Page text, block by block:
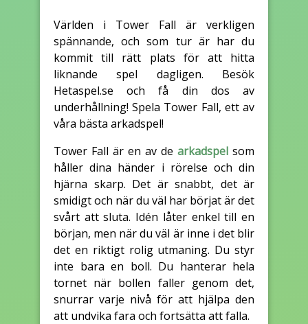
Världen i Tower Fall är verkligen
spännande, och som tur är har du
kommit till rätt plats för att hitta
liknande spel dagligen. Besök
Hetaspel.se och få din dos av
underhållning! Spela Tower Fall, ett av
våra bästa arkadspel!
Tower Fall är en av de arkadspel som
håller dina händer i rörelse och din
hjärna skarp. Det är snabbt, det är
smidigt och när du väl har börjat är det
svårt att sluta. Idén låter enkel till en
början, men när du väl är inne i det blir
det en riktigt rolig utmaning. Du styr
inte bara en boll. Du hanterar hela
tornet när bollen faller genom det,
snurrar varje nivå för att hjälpa den
att undvika fara och fortsätta att falla.